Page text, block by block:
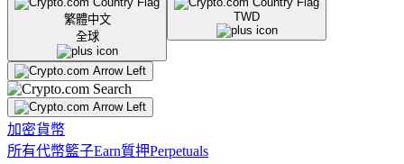
繁體中文
全球
TWD
加密貨幣
所有代幣籃子Earn質押Perpetuals